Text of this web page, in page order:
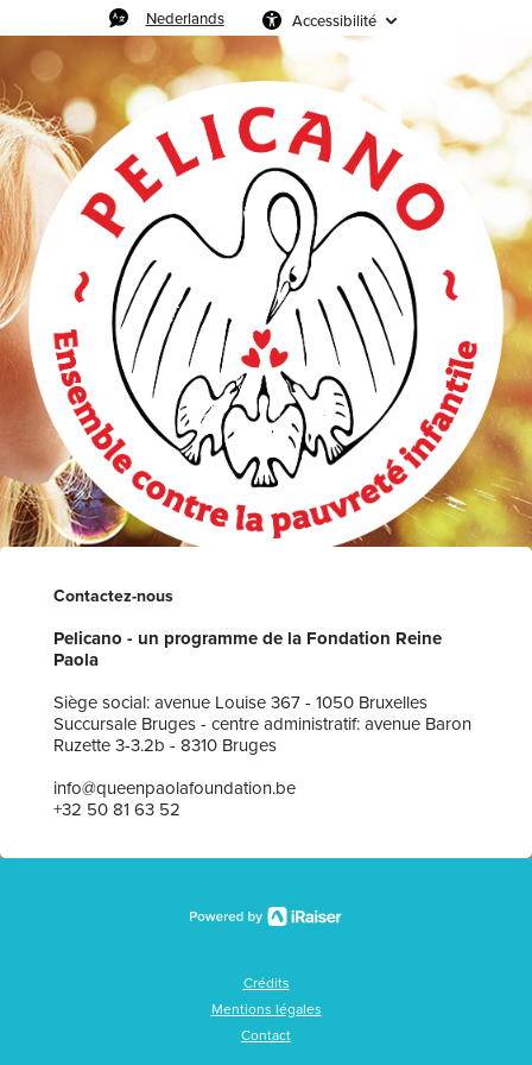
Nederlands Accessibilité
Contactez-nous
Pelicano - un programme de la Fondation Reine
Paola
Siège social: avenue Louise 367 - 1050 Bruxelles
Succursale Bruges - centre administratif: avenue Baron
Ruzette 3-3.2b - 8310 Bruges
info@queenpaolafoundation.be
+32 50 81 63 52
Crédits
Mentions légales
Contact